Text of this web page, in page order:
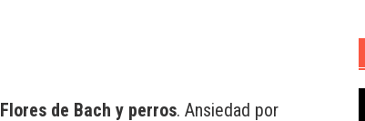
Flores de Bach y perros. Ansiedad por